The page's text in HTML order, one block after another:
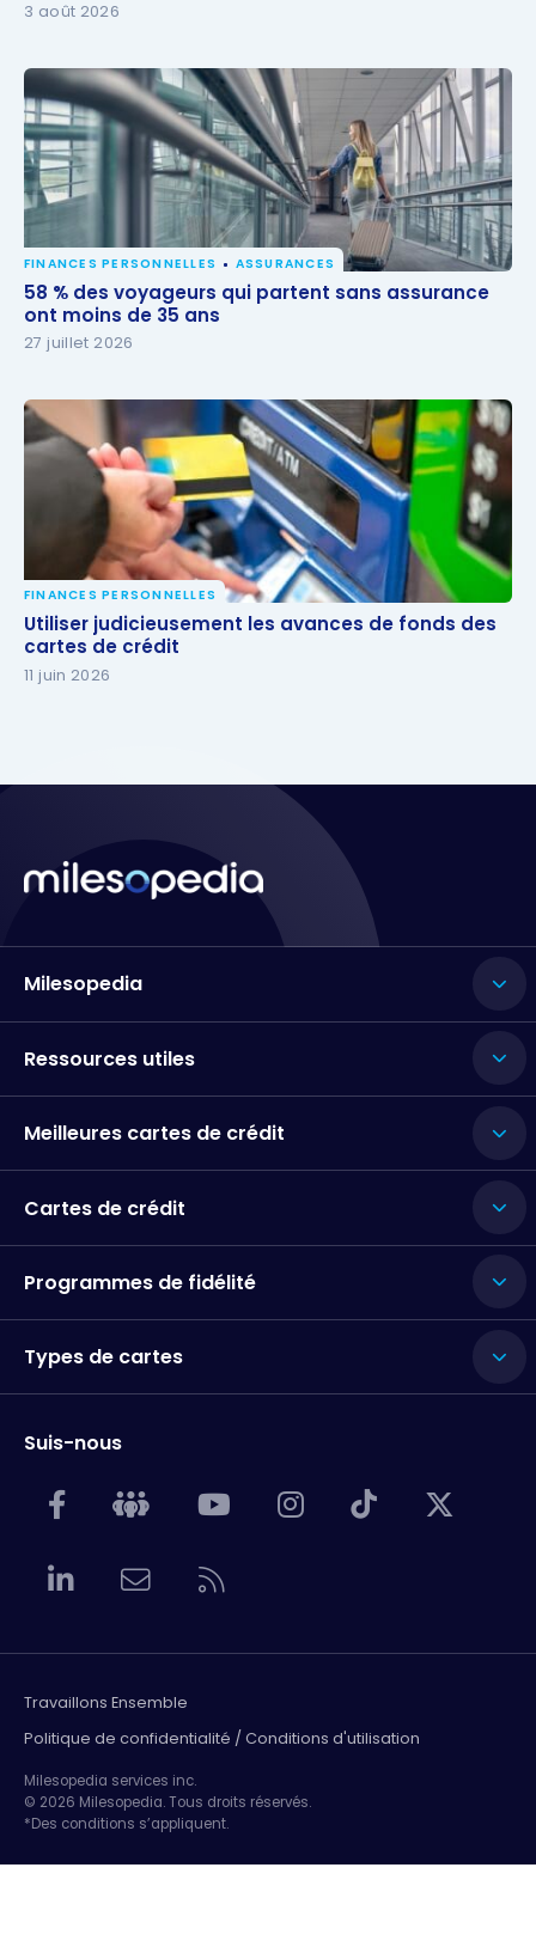
3 août 2026
58 % des voyageurs qui partent sans assurance ont
moins de 35 ans
FINANCES PERSONNELLES ASSURANCES
58 % des voyageurs qui partent sans assurance
ont moins de 35 ans
27 juillet 2026
Utiliser judicieusement les avances de fonds des
cartes de crédit
FINANCES PERSONNELLES
Utiliser judicieusement les avances de fonds des
cartes de crédit
11 juin 2026
Milesopedia
Ressources utiles
Meilleures cartes de crédit
Cartes de crédit
Programmes de fidélité
Types de cartes
Suis-nous
Travaillons Ensemble
Politique de confidentialité / Conditions d'utilisation
Milesopedia services inc.
© 2026 Milesopedia. Tous droits réservés.
*Des conditions s’appliquent.